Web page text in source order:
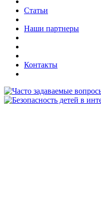
Статьи
Наши партнеры
Контакты